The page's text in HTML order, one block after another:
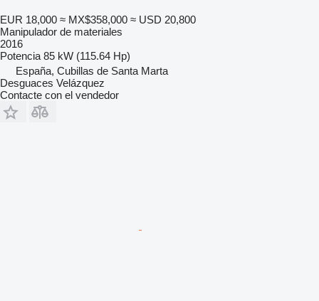
EUR 18,000 ≈ MX$358,000 ≈ USD 20,800
Manipulador de materiales
2016
Potencia 85 kW (115.64 Hp)
España, Cubillas de Santa Marta
Desguaces Velázquez
Contacte con el vendedor